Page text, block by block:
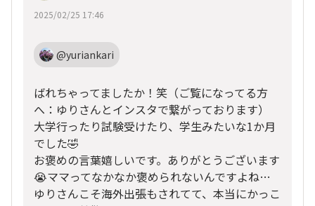
2025/02/25 17:46
@yuriankari
ばれちゃってましたか！笑（ご覧になってる方
へ：ゆりさんとインスタで繋がっております）
大学行ったり試験受けたり、学生みたいな1か月
でした🤣
お褒めの言葉嬉しいです。ありがとうございます
😭ママってなかなか褒められないんですよね…
ゆりさんこそ海外出張もされてて、本当にかっこ